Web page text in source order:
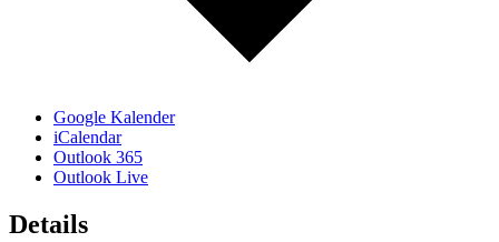
Google Kalender
iCalendar
Outlook 365
Outlook Live
Details